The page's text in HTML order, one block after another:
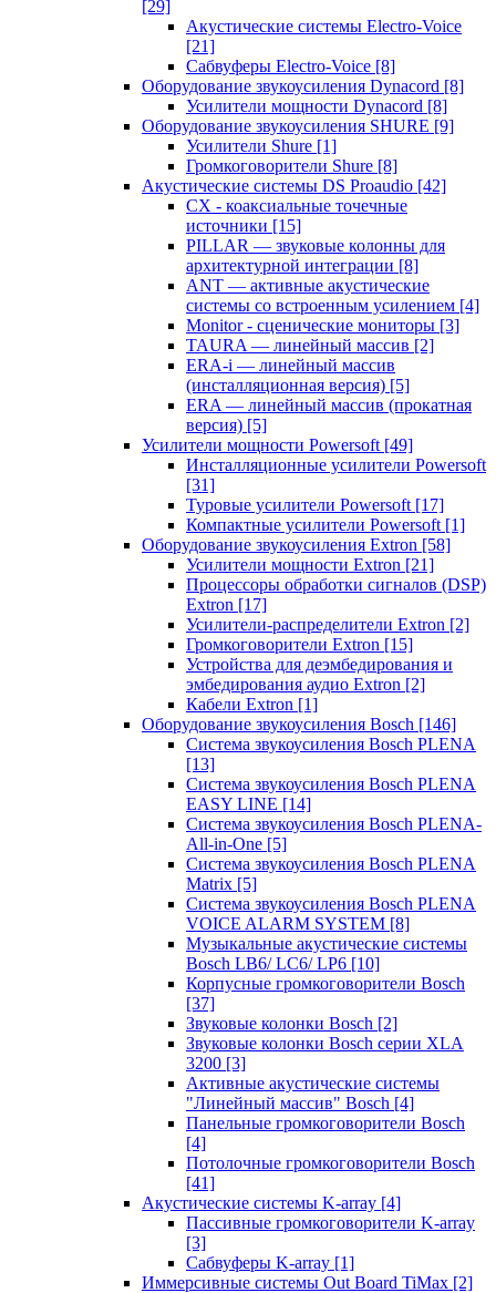
[29]
Акустические системы Electro-Voice
[21]
Сабвуферы Electro-Voice [8]
Оборудование звукоусиления Dynacord [8]
Усилители мощности Dynacord [8]
Оборудование звукоусиления SHURE [9]
Усилители Shure [1]
Громкоговорители Shure [8]
Акустические системы DS Proaudio [42]
CX - коаксиальные точечные
источники [15]
PILLAR — звуковые колонны для
архитектурной интеграции [8]
ANT — активные акустические
системы со встроенным усилением [4]
Monitor - сценические мониторы [3]
TAURA — линейный массив [2]
ERA-i — линейный массив
(инсталляционная версия) [5]
ERA — линейный массив (прокатная
версия) [5]
Усилители мощности Powersoft [49]
Инсталляционные усилители Powersoft
[31]
Туровые усилители Powersoft [17]
Компактные усилители Powersoft [1]
Оборудование звукоусиления Extron [58]
Усилители мощности Extron [21]
Процессоры обработки сигналов (DSP)
Extron [17]
Усилители-распределители Extron [2]
Громкоговорители Extron [15]
Устройства для деэмбедирования и
эмбедирования аудио Extron [2]
Кабели Extron [1]
Оборудование звукоусиления Bosch [146]
Система звукоусиления Bosch PLENA
[13]
Система звукоусиления Bosch PLENA
EASY LINE [14]
Система звукоусиления Bosch PLENA-
All-in-One [5]
Система звукоусиления Bosch PLENA
Matrix [5]
Система звукоусиления Bosch PLENA
VOICE ALARM SYSTEM [8]
Музыкальные акустические системы
Bosch LB6/ LC6/ LP6 [10]
Корпусные громкоговорители Bosch
[37]
Звуковые колонки Bosch [2]
Звуковые колонки Bosch серии XLA
3200 [3]
Активные акустические системы
"Линейный массив" Bosch [4]
Панельные громкоговорители Bosch
[4]
Потолочные громкоговорители Bosch
[41]
Акустические системы K-array [4]
Пассивные громкоговорители K-array
[3]
Сабвуферы K-array [1]
Иммерсивные системы Out Board TiMax [2]